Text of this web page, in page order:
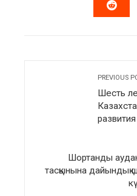
PREVIOUS
Шесть
развития
Шортанды
тасқынына дайындық